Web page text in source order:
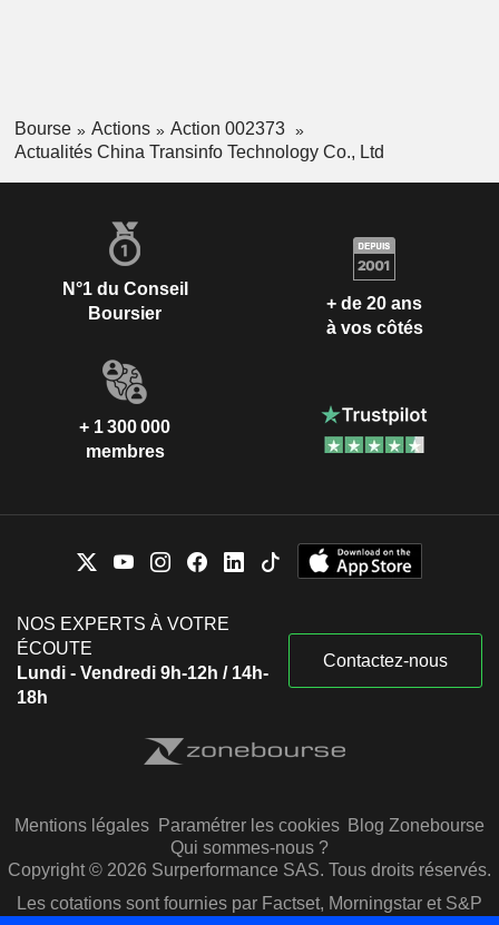
Bourse Actions
Action 002373
Actualités China Transinfo Technology Co., Ltd
N°1 du Conseil
Boursier
+ de 20 ans
à vos côtés
+ 1 300 000
membres
NOS EXPERTS À VOTRE
ÉCOUTE
Lundi - Vendredi 9h-12h / 14h-
18h
Contactez-nous
Mentions légales Paramétrer les cookies Blog Zonebourse
Qui sommes-nous ?
Copyright © 2026 Surperformance SAS. Tous droits réservés.
Les cotations sont fournies par Factset, Morningstar et S&P